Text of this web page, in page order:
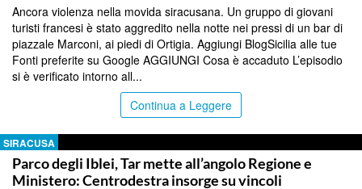
Ancora violenza nella movida siracusana. Un gruppo di giovani
turisti francesi è stato aggredito nella notte nei pressi di un bar di
piazzale Marconi, ai piedi di Ortigia. Aggiungi BlogSicilia alle tue
Fonti preferite su Google AGGIUNGI Cosa è accaduto L’episodio
si è verificato intorno all...
Continua a Leggere
SIRACUSA
Parco degli Iblei, Tar mette all’angolo Regione e
Ministero: Centrodestra insorge su vincoli